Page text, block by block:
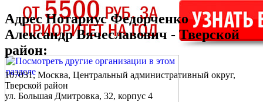
АдресНотариус Федорченко
Александр Вячеславович - Тверской
район:
107031, Москва, Центральный административный округ,
Тверской район
ул. Большая Дмитровка, 32, корпус 4